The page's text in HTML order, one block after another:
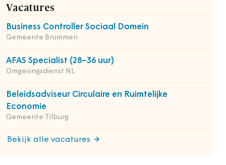
Vacatures
Business Controller Sociaal Domein
Gemeente Brummen
AFAS Specialist (28–36 uur)
Omgevingsdienst NL
Beleidsadviseur Circulaire en Ruimtelijke
Economie
Gemeente Tilburg
Bekijk alle vacatures